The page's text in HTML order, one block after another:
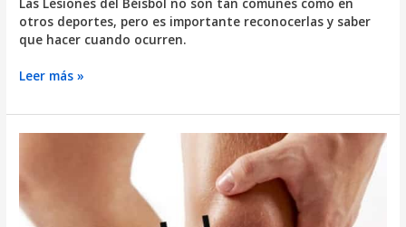
otros deportes, pero es importante reconocerlas y saber
que hacer cuando ocurren.
Lesiones
Béisbol
¿Cuales
más
comunes?
Leer más »